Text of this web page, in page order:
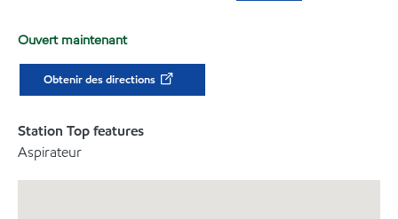
Ouvert maintenant
Obtenir des directions
Station Top features
Aspirateur